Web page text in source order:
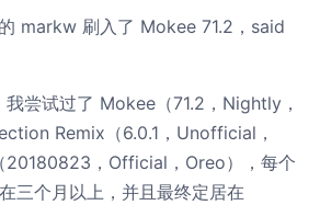
markw 刷入了 Mokee 71.2，said
尝试过了 Mokee（71.2，Nightly，
Remix（6.0.1，Unofficial，
20180823，Official，Oreo），每个
三个月以上，并且最终定居在